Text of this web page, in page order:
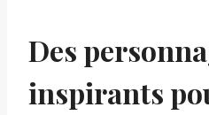
Des
inspirants